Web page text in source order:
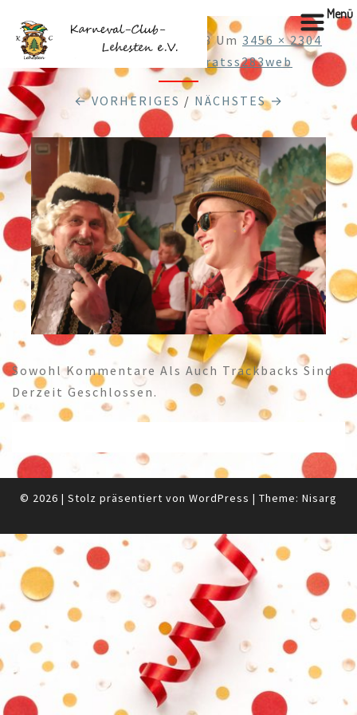
Veröffentlicht 22.01.2018Um 3456 × 2304
20210120182Elferratss283web
← VORHERIGES / NÄCHSTES →
Sowohl Kommentare Als Auch Trackbacks Sind
Derzeit Geschlossen.
© 2026 | Stolz präsentiert von WordPress | Theme: Nisarg
Menü